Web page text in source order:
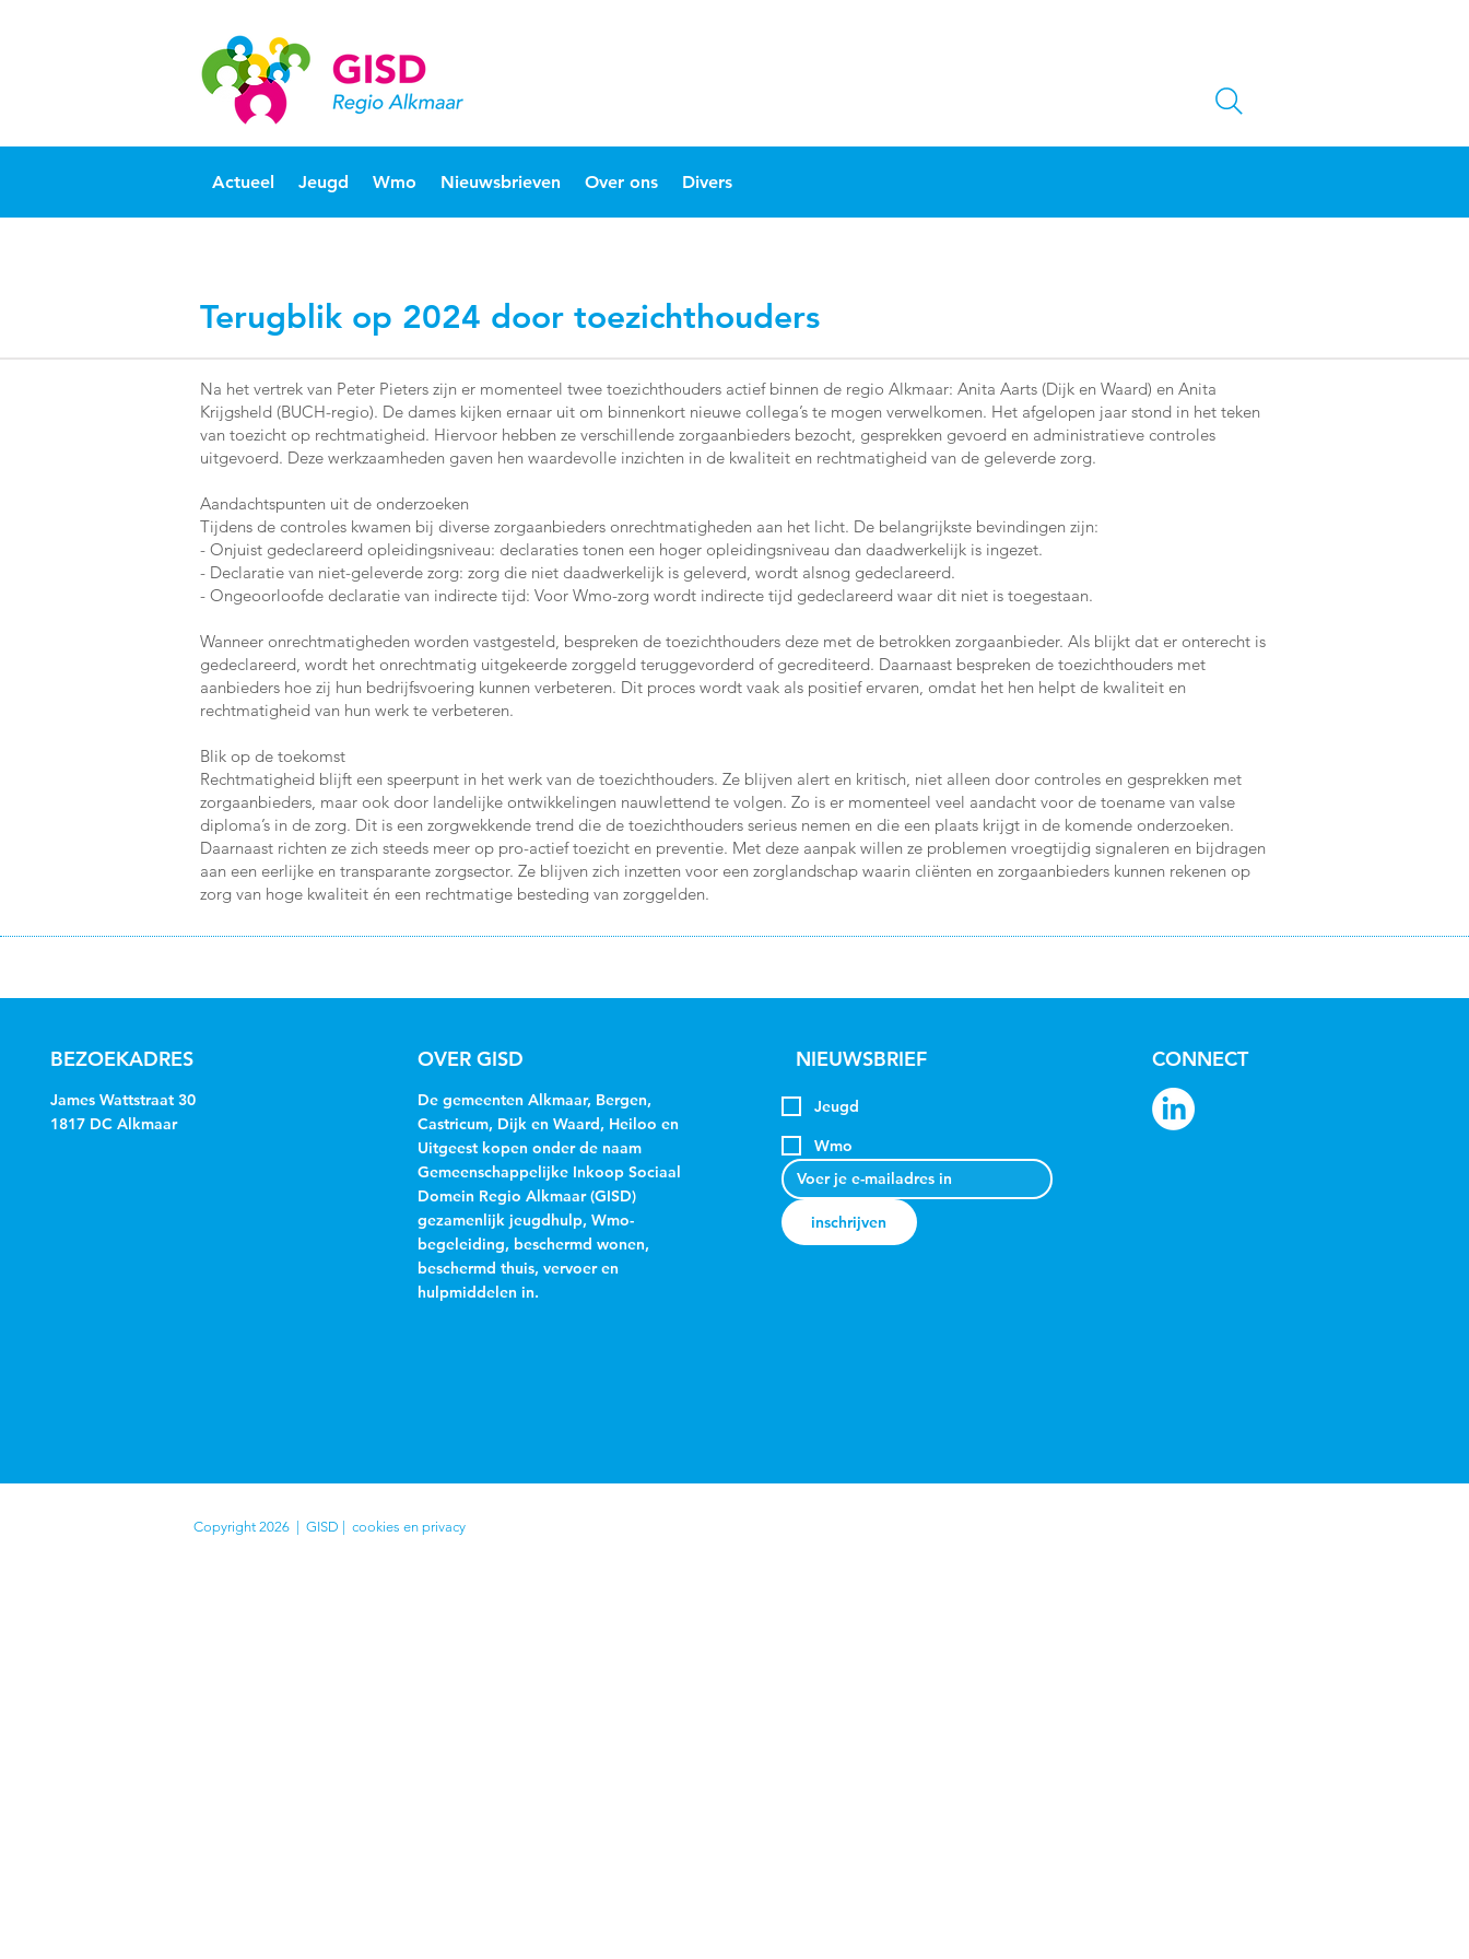
Actueel Jeugd Wmo Nieuwsbrieven Over ons Divers
Terugblik op 2024 door toezichthouders
Na het vertrek van Peter Pieters zijn er momenteel twee toezichthouders actief binnen de regio Alkmaar: Anita Aarts (Dijk en Waard) en Anita
Krijgsheld (BUCH-regio). De dames kijken ernaar uit om binnenkort nieuwe collega’s te mogen verwelkomen. Het afgelopen jaar stond in het teken
van toezicht op rechtmatigheid. Hiervoor hebben ze verschillende zorgaanbieders bezocht, gesprekken gevoerd en administratieve controles
uitgevoerd. Deze werkzaamheden gaven hen waardevolle inzichten in de kwaliteit en rechtmatigheid van de geleverde zorg.
Aandachtspunten uit de onderzoeken
Tijdens de controles kwamen bij diverse zorgaanbieders onrechtmatigheden aan het licht. De belangrijkste bevindingen zijn:
- Onjuist gedeclareerd opleidingsniveau: declaraties tonen een hoger opleidingsniveau dan daadwerkelijk is ingezet.
- Declaratie van niet-geleverde zorg: zorg die niet daadwerkelijk is geleverd, wordt alsnog gedeclareerd.
- Ongeoorloofde declaratie van indirecte tijd: Voor Wmo-zorg wordt indirecte tijd gedeclareerd waar dit niet is toegestaan.
Wanneer onrechtmatigheden worden vastgesteld, bespreken de toezichthouders deze met de betrokken zorgaanbieder. Als blijkt dat er onterecht is
gedeclareerd, wordt het onrechtmatig uitgekeerde zorggeld teruggevorderd of gecrediteerd. Daarnaast bespreken de toezichthouders met
aanbieders hoe zij hun bedrijfsvoering kunnen verbeteren. Dit proces wordt vaak als positief ervaren, omdat het hen helpt de kwaliteit en
rechtmatigheid van hun werk te verbeteren.
Blik op de toekomst
Rechtmatigheid blijft een speerpunt in het werk van de toezichthouders. Ze blijven alert en kritisch, niet alleen door controles en gesprekken met
zorgaanbieders, maar ook door landelijke ontwikkelingen nauwlettend te volgen. Zo is er momenteel veel aandacht voor de toename van valse
diploma’s in de zorg. Dit is een zorgwekkende trend die de toezichthouders serieus nemen en die een plaats krijgt in de komende onderzoeken.
Daarnaast richten ze zich steeds meer op pro-actief toezicht en preventie. Met deze aanpak willen ze problemen vroegtijdig signaleren en bijdragen
aan een eerlijke en transparante zorgsector. Ze blijven zich inzetten voor een zorglandschap waarin cliënten en zorgaanbieders kunnen rekenen op
zorg van hoge kwaliteit én een rechtmatige besteding van zorggelden.
BEZOEKADRES
James Wattstraat 30
1817 DC Alkmaar
OVER GISD
De gemeenten Alkmaar, Bergen,
Castricum, Dijk en Waard, Heiloo en
Uitgeest kopen onder de naam
Gemeenschappelijke Inkoop Sociaal
Domein Regio Alkmaar (GISD)
gezamenlijk jeugdhulp, Wmo-
begeleiding, beschermd wonen,
beschermd thuis, vervoer en
hulpmiddelen in.
NIEUWSBRIEF
Jeugd
Wmo
inschrijven
CONNECT
Copyright 2026 | GISD | cookies en privacy